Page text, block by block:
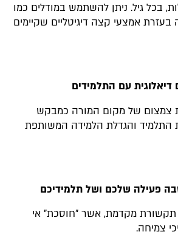
בכל גיל. ניתן להשתמש במודלים כמו
בעזרת אמצעי קצה דיגיטליים שקיימים
צמצום של מקום המורה כמבקש
התלמיד והגדלת הלמידה המשותפת
מקדמת, אשר "חוסכת" אי
צמיחה.